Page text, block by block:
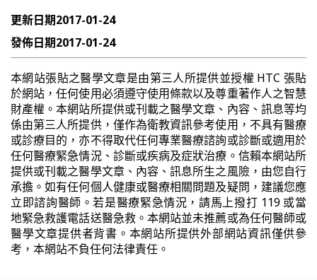
更新日期2017-01-24
發佈日期2017-01-24
本網站張貼之醫學文章是由第三人所提供並授權 HTC 張貼
於網站，任何使用必須遵守使用條款以及尊重著作人之智慧
財產權。本網站所提供或刊載之醫學文章、內容、訊息等均
係由第三人所提供，僅作為衛教資訊參考使用，不具有醫療
或診療目的，亦不得取代任何專業醫療諮詢或診斷或適用於
任何醫療緊急情況、診斷或疾病及症狀治療。信賴本網站所
提供或刊載之醫學文章、內容、訊息所生之風險，由您自行
承擔。如有任何個人健康或醫療相關問題及疑問，建議您應
立即諮詢醫師。若是醫療緊急情況，請馬上撥打 119 或當
地緊急救護電話送醫急救。本網站並未推薦或為任何醫師或
醫學文章提供者背書。本網站所提供外部網站資訊僅供參
考，本網站不負任何法律責任。